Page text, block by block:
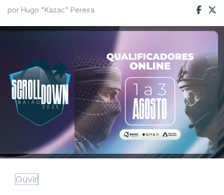
por Hugo "Kazac" Pereira
Ouvir